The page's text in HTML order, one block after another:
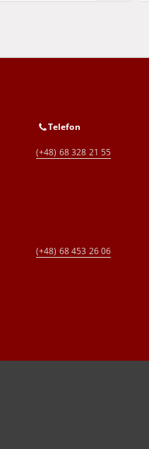
Telefon
(+48) 68 328 21 55
(+48) 68 453 26 06